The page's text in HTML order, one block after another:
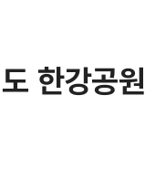
한강공